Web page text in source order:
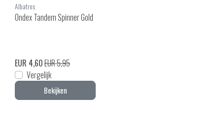
Albatros
Ondex Tandem Spinner Gold
EUR 4,60EUR 5,95
Vergelijk
Bekijken